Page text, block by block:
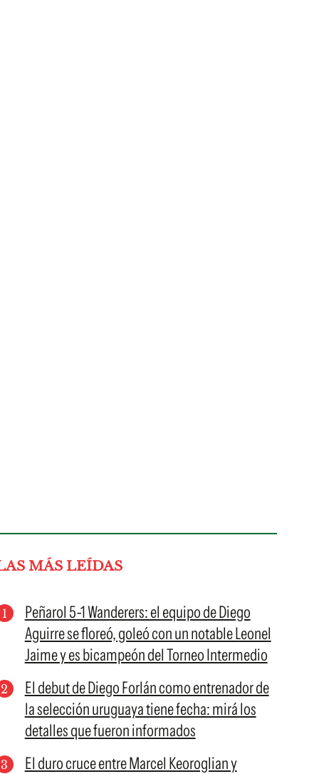
MÁS LEÍDAS
Peñarol 5-1 Wanderers: el equipo de Diego
Aguirre se floreó, goleó con un notable Leonel
Jaime y es bicampeón del Torneo Intermedio
El debut de Diego Forlán como entrenador de
la selección uruguaya tiene fecha: mirá los
detalles que fueron informados
El duro cruce entre Marcel Keoroglian y